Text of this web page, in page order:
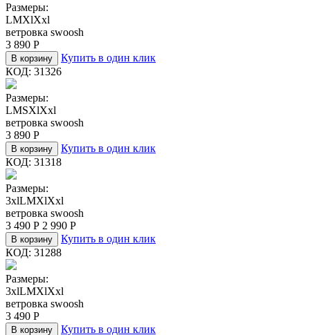
Размеры:
LMXlXxl
ветровка swoosh
3 890 Р
В корзину
Купить в один клик
КОД: 31326
Размеры:
LMSXlXxl
ветровка swoosh
3 890 Р
В корзину
Купить в один клик
КОД: 31318
Размеры:
3xlLMXlXxl
ветровка swoosh
3 490 Р 2 990 Р
В корзину
Купить в один клик
КОД: 31288
Размеры:
3xlLMXlXxl
ветровка swoosh
3 490 Р
В корзину Купить в один клик